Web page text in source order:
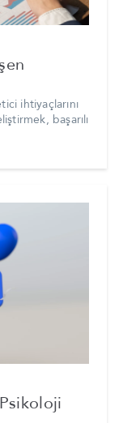
ihtiyaçlarını
başarılı